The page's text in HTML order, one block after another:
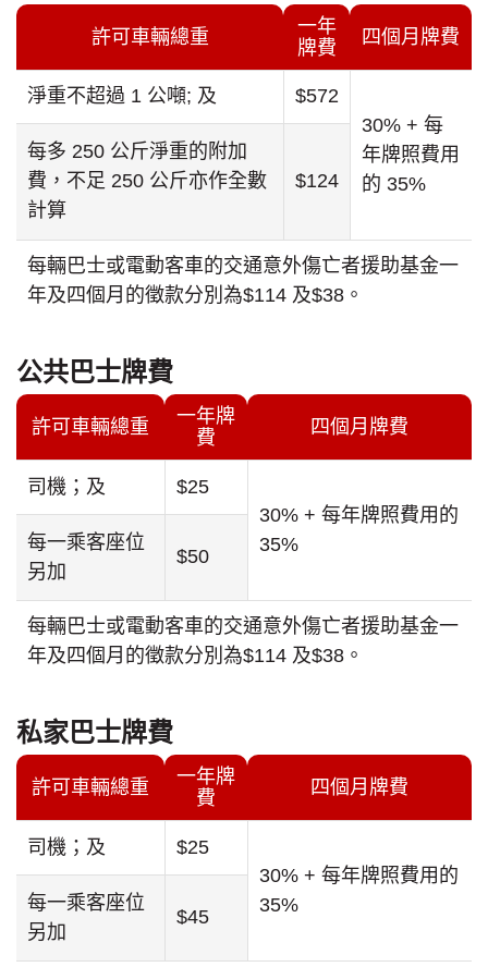
許可車輛總重
一年
牌費
四個月牌費
淨重不超過 1 公噸; 及
$572
30% + 每
年牌照費用
的 35%
每多 250 公斤淨重的附加
費，不足 250 公斤亦作全數
計算
$124
每輛巴士或電動客車的交通意外傷亡者援助基金一
年及四個月的徵款分別為$114 及$38。
公共巴士牌費
許可車輛總重
一年牌
費
四個月牌費
司機；及
$25
30% + 每年牌照費用的
35%
每一乘客座位
另加
$50
每輛巴士或電動客車的交通意外傷亡者援助基金一
年及四個月的徵款分別為$114 及$38。
私家巴士牌費
許可車輛總重
一年牌
費
四個月牌費
司機；及
$25
30% + 每年牌照費用的
35%
每一乘客座位
另加
$45